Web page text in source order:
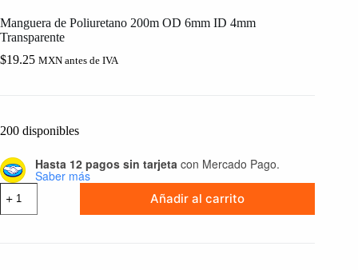
Manguera de Poliuretano 200m OD 6mm ID 4mm
Transparente
$19.25 MXN antes de IVA
200 disponibles
Hasta 12 pagos sin tarjeta con Mercado Pago.
Saber más
Manguera
de
Poliuretano
Añadir al carrito